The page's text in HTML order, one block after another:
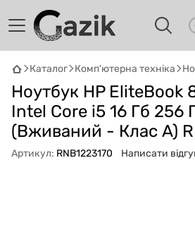
Каталог Комп'ютерна техніка
Ноутбук HP EliteBook
Intel Core i5 16 Гб 256
(Вживаний - Клас A)
Артикул: RNB1223170 Написати
GAZIK AI
Онлайн · пошук техніки
Привіт! 👋 Я Gazik AI —
підібрати вживану